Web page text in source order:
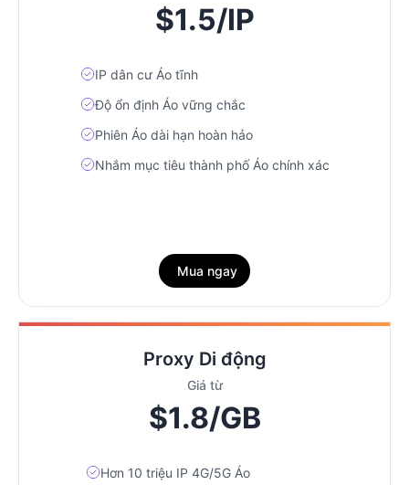
$1.5/IP
IP dân cư Áo tĩnh
Độ ổn định Áo vững chắc
Phiên Áo dài hạn hoàn hảo
Nhắm mục tiêu thành phố Áo chính xác
Mua ngay
Proxy Di động
Giá từ
$1.8/GB
Hơn 10 triệu IP 4G/5G Áo